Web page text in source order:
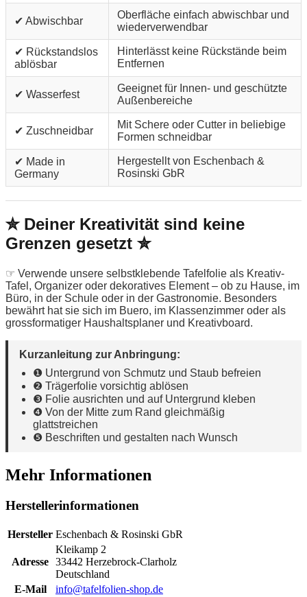
✔ Abwischbar
Oberfläche einfach abwischbar und
wiederverwendbar
✔ Rückstandslos
ablösbar
Hinterlässt keine Rückstände beim
Entfernen
✔ Wasserfest
Geeignet für Innen- und geschützte
Außenbereiche
✔ Zuschneidbar
Mit Schere oder Cutter in beliebige
Formen schneidbar
✔ Made in
Germany
Hergestellt von Eschenbach &
Rosinski GbR
✮ Deiner Kreativität sind keine
Grenzen gesetzt ✮
☞ Verwende unsere selbstklebende Tafelfolie als Kreativ-
Tafel, Organizer oder dekoratives Element – ob zu Hause, im
Büro, in der Schule oder in der Gastronomie. Besonders
bewährt hat sie sich im Buero, im Klassenzimmer oder als
grossformatiger Haushaltsplaner und Kreativboard.
Kurzanleitung zur Anbringung:
❶ Untergrund von Schmutz und Staub befreien
❷ Trägerfolie vorsichtig ablösen
❸ Folie ausrichten und auf Untergrund kleben
❹ Von der Mitte zum Rand gleichmäßig
glattstreichen
❺ Beschriften und gestalten nach Wunsch
Mehr Informationen
Herstellerinformationen
Hersteller Eschenbach & Rosinski GbR
Adresse
Kleikamp 2
33442 Herzebrock-Clarholz
Deutschland
E-Mail
info@tafelfolien-shop.de